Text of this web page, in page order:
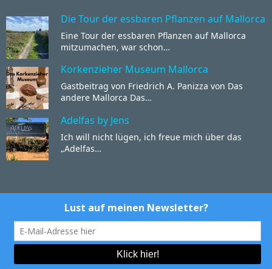
Die Tour der essbaren Pflanzen auf Mallorca
Eine Tour der essbaren Pflanzen auf Mallorca
mitzumachen, war schon…
Korkenzieher Museum Mallorca
Gastbeitrag von Friedrich A. Panizza von Das
andere Mallorca Das…
Adelfas by Jens
Ich will nicht lügen, ich freue mich über das
„Adelfas…
Mallorca Talks
Rechtliches & Co:
Impressum&Datenschutz